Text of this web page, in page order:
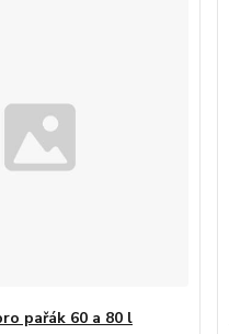
pařák 60 a 80 l